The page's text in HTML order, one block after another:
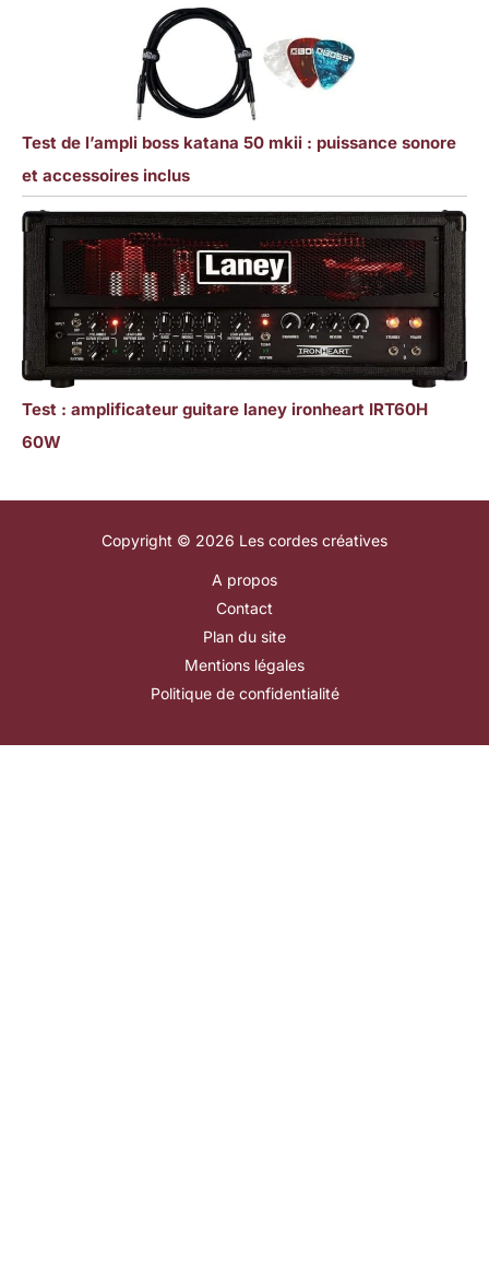
Test de l’ampli boss katana 50 mkii : puissance sonore
et accessoires inclus
Test : amplificateur guitare laney ironheart IRT60H
60W
Copyright © 2026 Les cordes créatives
A propos
Contact
Plan du site
Mentions légales
Politique de confidentialité